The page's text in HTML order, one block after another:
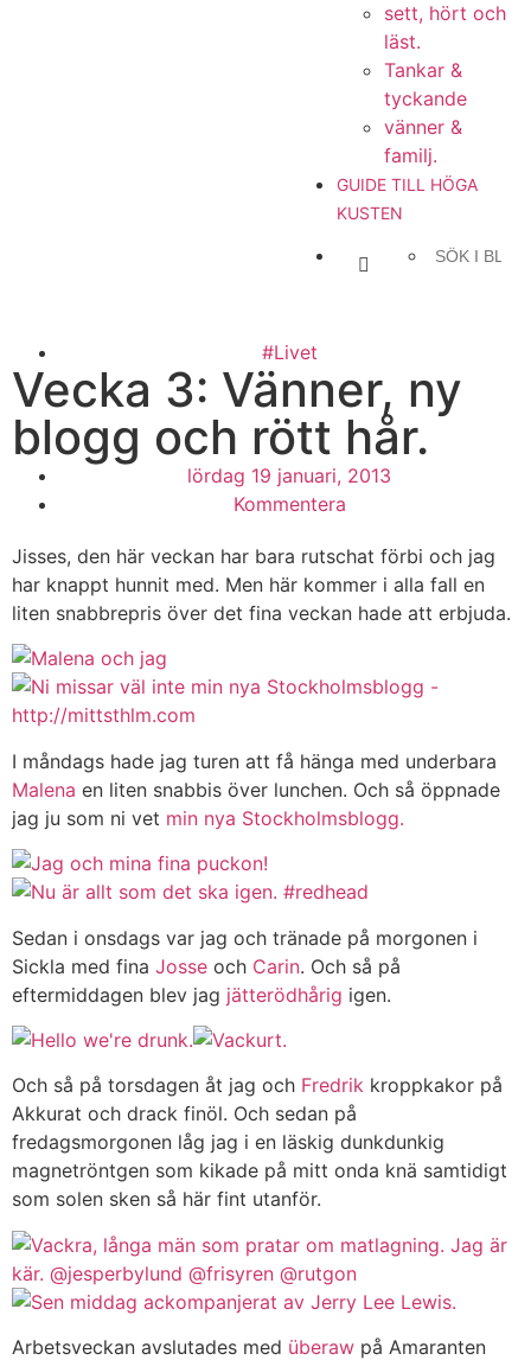
sett, hört och
läst.
Tankar &
tyckande
vänner &
familj.
GUIDE TILL HÖGA
KUSTEN
#Livet
Vecka 3: Vänner, ny
blogg och rött hår.
lördag 19 januari, 2013
Kommentera
Jisses, den här veckan har bara rutschat förbi och jag
har knappt hunnit med. Men här kommer i alla fall en
liten snabbrepris över det fina veckan hade att erbjuda.
I måndags hade jag turen att få hänga med underbara
Malena en liten snabbis över lunchen. Och så öppnade
jag ju som ni vet min nya Stockholmsblogg.
Sedan i onsdags var jag och tränade på morgonen i
Sickla med fina Josse och Carin. Och så på
eftermiddagen blev jag jätterödhårig igen.
Och så på torsdagen åt jag och Fredrik kroppkakor på
Akkurat och drack finöl. Och sedan på
fredagsmorgonen låg jag i en läskig dunkdunkig
magnetröntgen som kikade på mitt onda knä samtidigt
som solen sken så här fint utanför.
Arbetsveckan avslutades med überaw på Amaranten